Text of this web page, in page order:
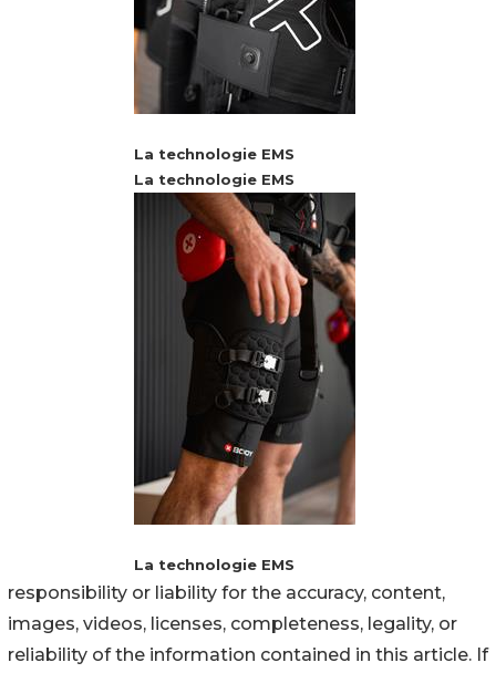
La technologie EMS
La technologie EMS
La technologie EMS
responsibility or liability for the accuracy, content,
images, videos, licenses, completeness, legality, or
reliability of the information contained in this article. If